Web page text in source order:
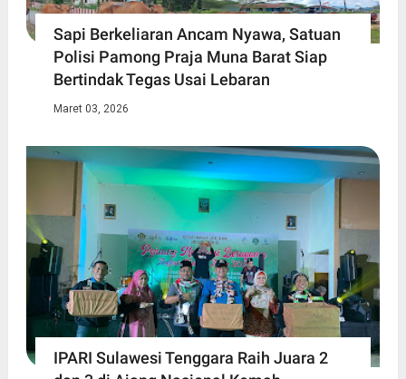
Sapi Berkeliaran Ancam Nyawa, Satuan
Polisi Pamong Praja Muna Barat Siap
Bertindak Tegas Usai Lebaran
Maret 03, 2026
IPARI Sulawesi Tenggara Raih Juara 2